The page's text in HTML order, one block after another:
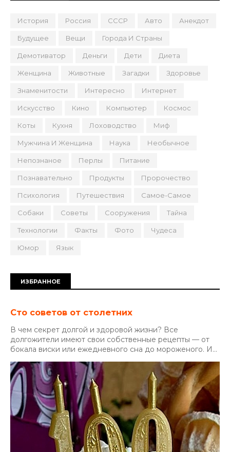
История Россия СССР Авто Анекдот
Будущее Вещи Города И Страны
Демотиватор Деньги Дети Диета
Женщина Животные Загадки Здоровье
Знаменитости Интересно Интернет
Искусство Кино Компьютер Космос
Коты Кухня Лоховодство Миф
Мужчина И Женщина Наука Необычное
Непознаное Перлы Питание
Познавательно Продукты Пророчество
Психология Путешествия Самое-Самое
Собаки Советы Сооружения Тайна
Технологии Факты Фото Чудеса
Юмор Язык
ИЗБРАННОЕ
Сто советов от столетних
В чем секрет долгой и здоровой жизни? Все
долгожители имеют свои собственные рецепты — от
бокала виски или ежедневного сна до мороженого. И...